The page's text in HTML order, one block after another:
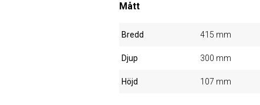
Mått
Bredd 415 mm
Djup 300 mm
Höjd 107 mm